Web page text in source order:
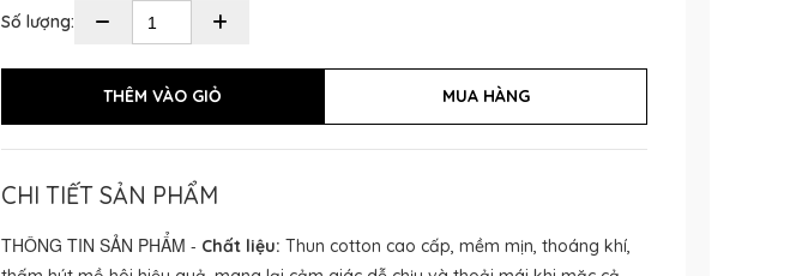
Số lượng:
CHI TIẾT SẢN PHẨM
THÔNG TIN SẢN PHẨM - Chất liệu: Thun cotton cao cấp, mềm mịn, thoáng khí,